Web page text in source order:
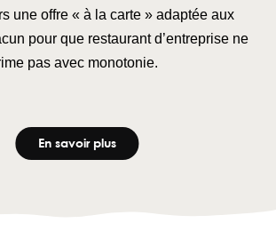
une offre « à la carte » adaptée aux
pour que restaurant d’entreprise ne
pas avec monotonie.
En savoir plus